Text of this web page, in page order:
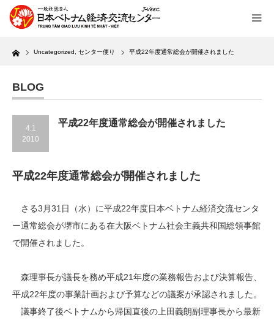
Home Uncategorized センター便り 平成22年度通常総会が開催されました
BLOG
4.1
2010
平成22年度通常総会が開催されました
平成22年度通常総会が開催されました
さる3月31日（水）に平成22年度日本ベトナム経済交流センタ
ー通常総会が堺市にある在大阪ベトナム社会主義共和国総領事館
で開催されました。
森理事長が議長を務め平成21年度の業務報告および決算報告、
平成22年度の事業計画および予算などの議案が承認されました。
議事終了後ベトナムから帰国直後の上田義朗副理事長から最新